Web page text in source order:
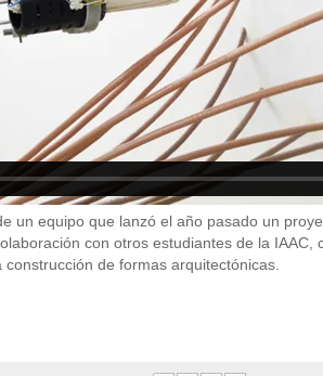
un equipo que lanzó el año pasado un
con otros estudiantes de la IAAC,
construcción de formas arquitectónicas.